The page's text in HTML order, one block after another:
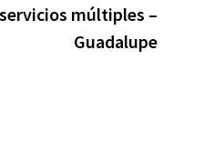
múltiples –
Guadalupe